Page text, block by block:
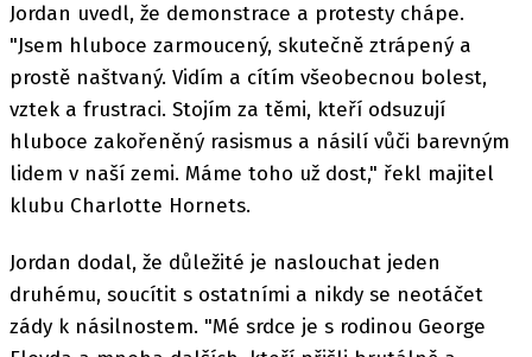
Jordan uvedl, že demonstrace a protesty chápe.
"Jsem hluboce zarmoucený, skutečně ztrápený a
prostě naštvaný. Vidím a cítím všeobecnou bolest,
vztek a frustraci. Stojím za těmi, kteří odsuzují
hluboce zakořeněný rasismus a násilí vůči barevným
lidem v naší zemi. Máme toho už dost," řekl majitel
klubu Charlotte Hornets.
Jordan dodal, že důležité je naslouchat jeden
druhému, soucítit s ostatními a nikdy se neotáčet
zády k násilnostem. "Mé srdce je s rodinou George